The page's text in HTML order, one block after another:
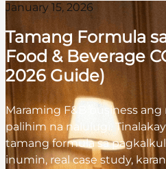
January 15, 2026
Tamang Formula
Food & Beverage
2026 Guide)
Maraming F&B business
palihim na nalulugi.
tamang formula sa
inumin, real case study,